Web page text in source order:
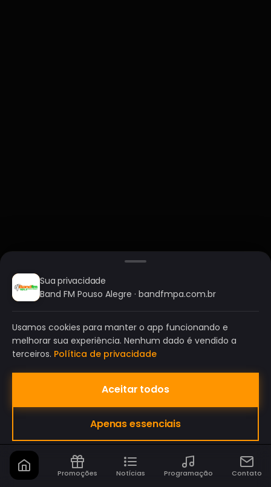
BAND FM POUSO ALEGRE
A SUA RÁDIO DO SEU JEITO!
Sua privacidade
Band FM Pouso Alegre · bandfmpa.com.br
Usamos cookies para manter o app funcionando e
melhorar sua experiência. Nenhum dado é vendido a
terceiros. Política de privacidade
Aceitar todos
Apenas essenciais
Promoções Notícias Programação Contato